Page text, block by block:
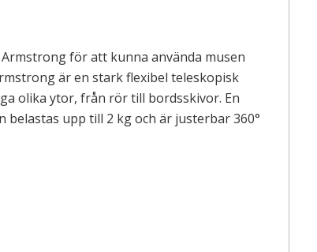
för att kunna använda musen
är en stark flexibel teleskopisk
olika ytor, från rör till bordsskivor. En
upp till 2 kg och är justerbar 360°